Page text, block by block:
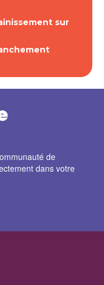
sur
de
dans votre